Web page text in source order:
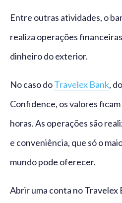
Entre outras atividades, o
realiza operações
dinheiro do exterior.
No caso doTravelex Bank,
Confidence, os valores
horas. As operações são
e conveniência, que só o
mundo pode oferecer.
Abrir uma conta no Travelex